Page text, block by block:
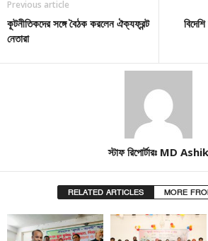
Previous article
কূটনীতিকদের সঙ্গে বৈঠক করলেন ঐক্যফ্রন্ট
নেতারা
স্টাফ রিপোর্টারঃ MD Ashik
RELATED ARTICLES MORE